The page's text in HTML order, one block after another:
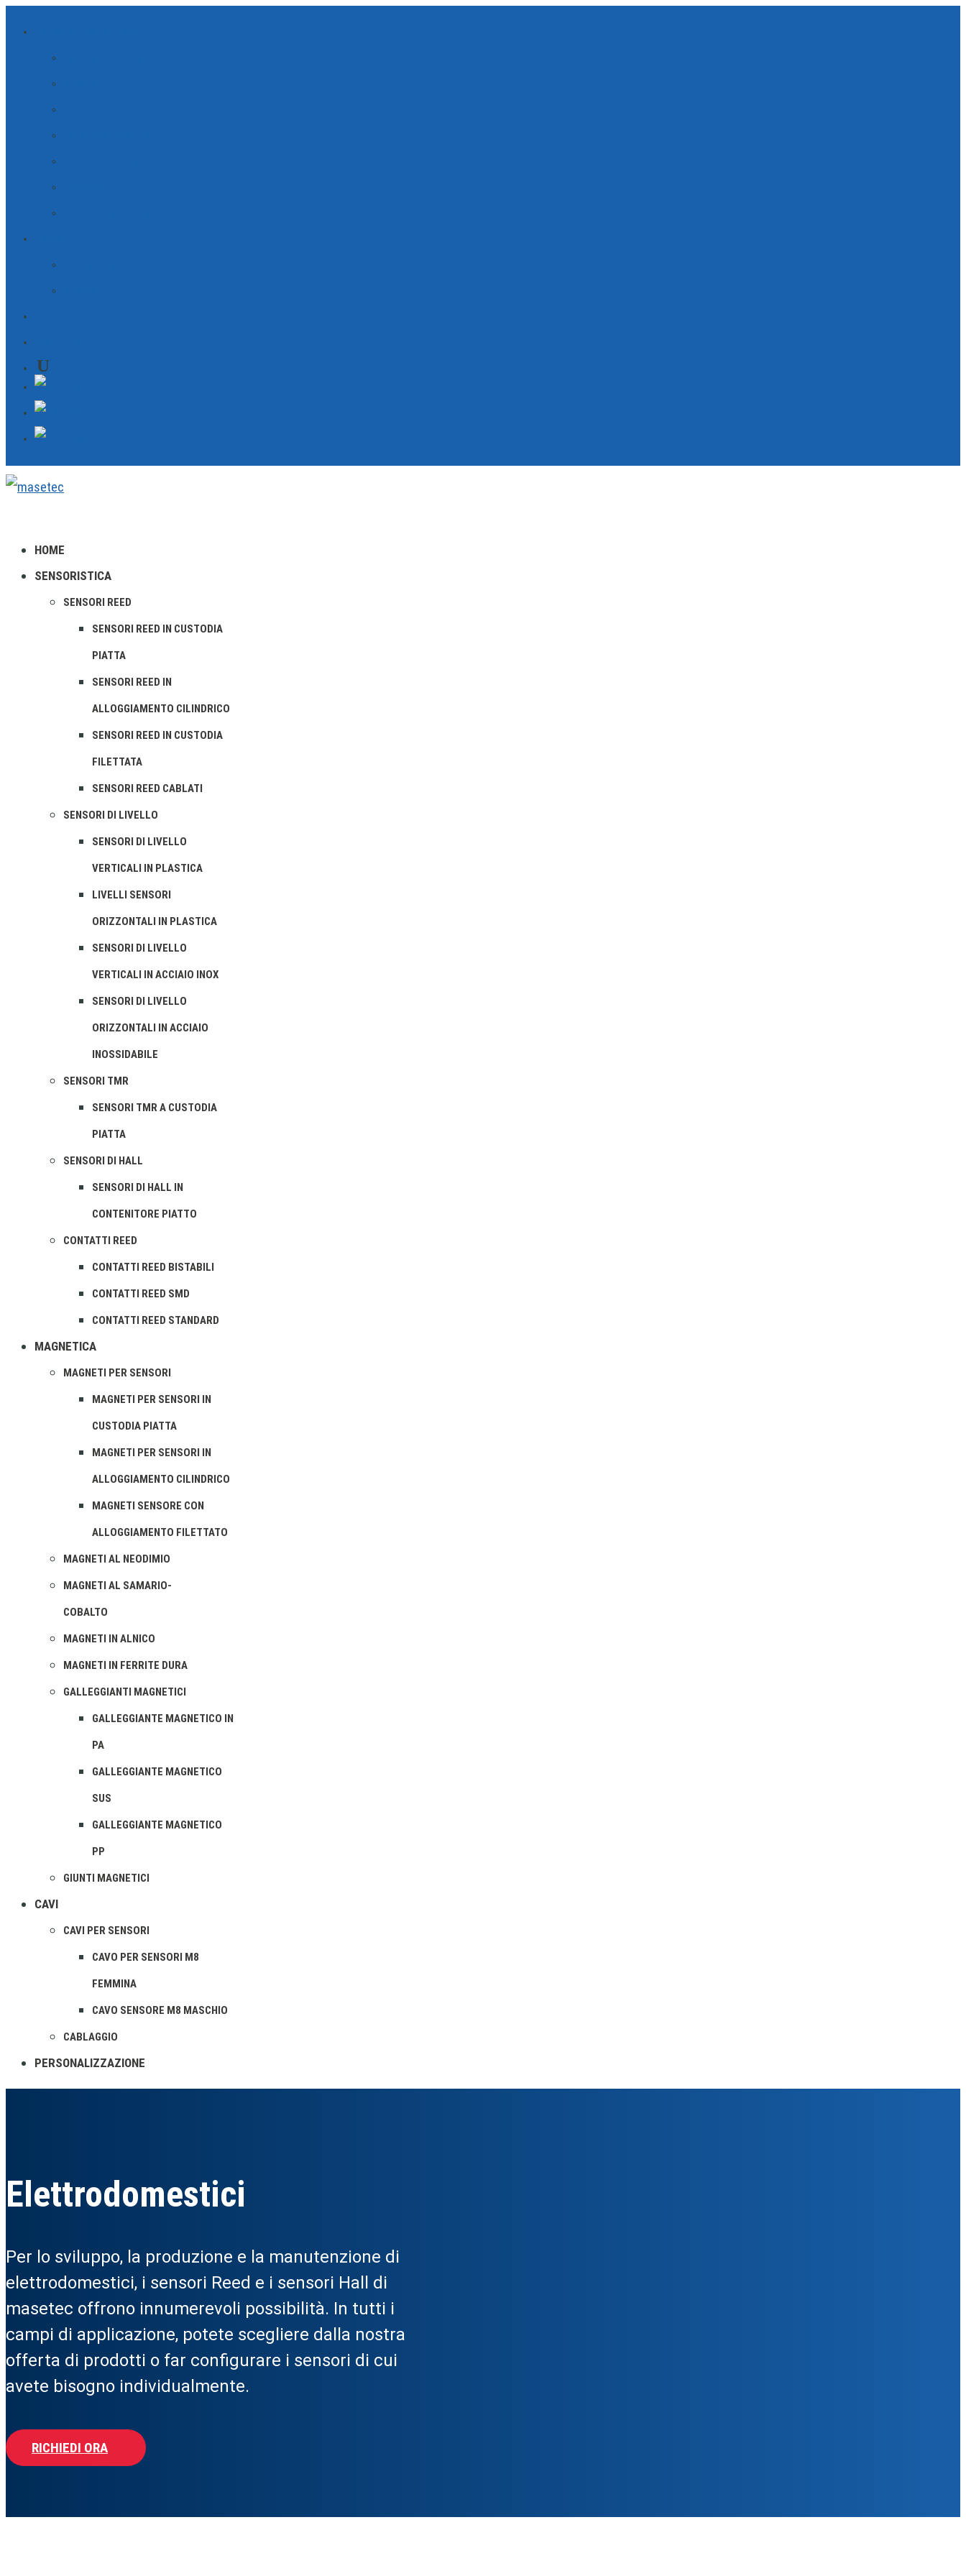
HOME
SENSORISTICA
SENSORI REED
SENSORI REED IN CUSTODIA
PIATTA
SENSORI REED IN
ALLOGGIAMENTO CILINDRICO
SENSORI REED IN CUSTODIA
FILETTATA
SENSORI REED CABLATI
SENSORI DI LIVELLO
SENSORI DI LIVELLO
VERTICALI IN PLASTICA
LIVELLI SENSORI
ORIZZONTALI IN PLASTICA
SENSORI DI LIVELLO
VERTICALI IN ACCIAIO INOX
SENSORI DI LIVELLO
ORIZZONTALI IN ACCIAIO
INOSSIDABILE
SENSORI TMR
SENSORI TMR A CUSTODIA
PIATTA
SENSORI DI HALL
SENSORI DI HALL IN
CONTENITORE PIATTO
CONTATTI REED
CONTATTI REED BISTABILI
CONTATTI REED SMD
CONTATTI REED STANDARD
MAGNETICA
MAGNETI PER SENSORI
MAGNETI PER SENSORI IN
CUSTODIA PIATTA
MAGNETI PER SENSORI IN
ALLOGGIAMENTO CILINDRICO
MAGNETI SENSORE CON
ALLOGGIAMENTO FILETTATO
MAGNETI AL NEODIMIO
MAGNETI AL SAMARIO-
COBALTO
MAGNETI IN ALNICO
MAGNETI IN FERRITE DURA
GALLEGGIANTI MAGNETICI
GALLEGGIANTE MAGNETICO IN
PA
GALLEGGIANTE MAGNETICO
SUS
GALLEGGIANTE MAGNETICO
PP
GIUNTI MAGNETICI
CAVI
CAVI PER SENSORI
CAVO PER SENSORI M8
FEMMINA
CAVO SENSORE M8 MASCHIO
CABLAGGIO
PERSONALIZZAZIONE
Elettrodomestici
Per lo sviluppo, la produzione e la manutenzione di
elettrodomestici, i sensori Reed e i sensori Hall di
masetec offrono innumerevoli possibilità. In tutti i
campi di applicazione, potete scegliere dalla nostra
offerta di prodotti o far configurare i sensori di cui
avete bisogno individualmente.
RICHIEDI ORA